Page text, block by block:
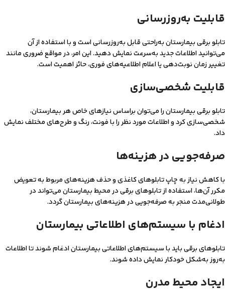
قابلیت به‌روزرسانی
تابلو برقی بیمارستان به‌راحتی قابل به‌روزرسانی است و با استفاده از آن
می‌توانید اطلاعات جدید به‌سرعت نمایش دهید. این امر، در مواقع ضروری مانند
تغییر زمان‌ نوبت‌دهی یا اعلام اطلاعیه‌های فوری، حائز اهمیت است.
قابلیت شخصی‌سازی
تابلو برقی بیمارستان را می‌توان براساس نیازهای خاص هر بیمارستان،
شخصی‌سازی کرد و اطلاعات مورد نظر را با فونت‌، رنگ و طرح‌های مختلف نمایش
داد.
صرفه‌جویی در هزینه‌ها
با کاهش نیاز به چاپ تابلوهای کاغذی و حذف هزینه‌های مربوط به تعویض
مکرر آن‌ها، استفاده از تابلوهای برقی در محیط بیمارستان می‌تواند در
طولانی‌مدت منجر به صرفه‌جویی در هزینه‌های بیمارستان گردد.
ادغام با سیستم‌های اطلاعاتی بیمارستان
تابلوهای برقی باید با سیستم‌های اطلاعاتی بیمارستان ادغام شوند تا اطلاعات
به‌روز به‌شکل خودکار نمایش داده شوند.
ایجاد محیط مدرن